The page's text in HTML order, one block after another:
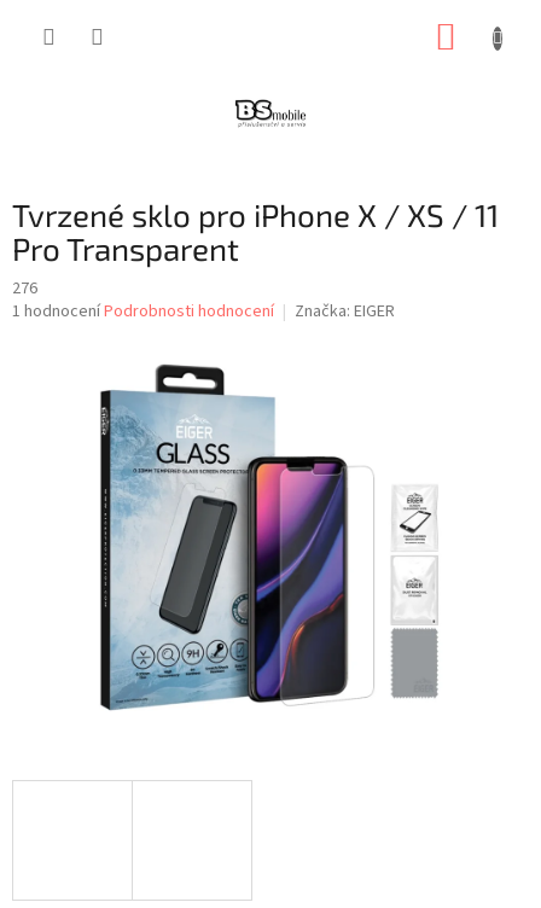
Tvrzené sklo pro iPhone X / XS / 11
Pro Transparent
276
Průměrné
1 hodnoceníPodrobnosti hodnocení Značka: EIGER